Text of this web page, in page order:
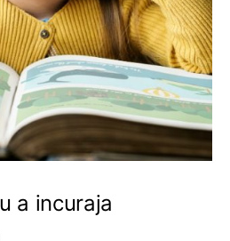
a incuraja